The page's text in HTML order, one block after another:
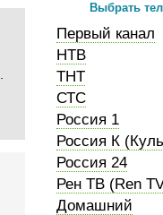
Выбрать
Первый канал
НТВ
ТНТ
СТС
Россия 1
Россия К
Россия 24
Рен ТВ (Ren
Домашний